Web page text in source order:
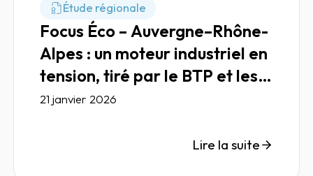
Étude régionale
Focus Éco – Auvergne–Rhône-
Alpes : un moteur industriel en
tension, tiré par le BTP et les
transports
21 janvier 2026
Lire la suite